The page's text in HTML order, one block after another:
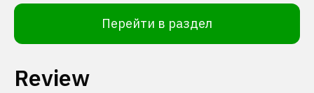
Перейти в раздел
Review